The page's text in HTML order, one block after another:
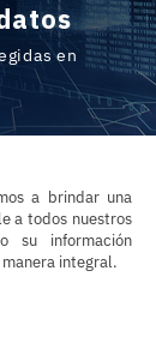
en
a brindar una
a todos nuestros
su información
integral.